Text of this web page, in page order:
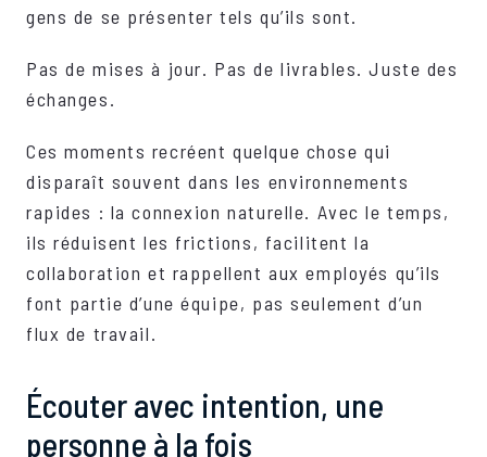
gens de se présenter tels qu’ils sont.
Pas de mises à jour. Pas de livrables. Juste des
échanges.
Ces moments recréent quelque chose qui
disparaît souvent dans les environnements
rapides : la connexion naturelle. Avec le temps,
ils réduisent les frictions, facilitent la
collaboration et rappellent aux employés qu’ils
font partie d’une équipe, pas seulement d’un
flux de travail.
Écouter avec intention, une
personne à la fois